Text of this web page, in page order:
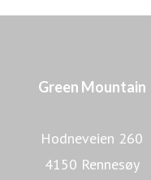
Green Mountain
Hodneveien 260
4150 Rennesøy